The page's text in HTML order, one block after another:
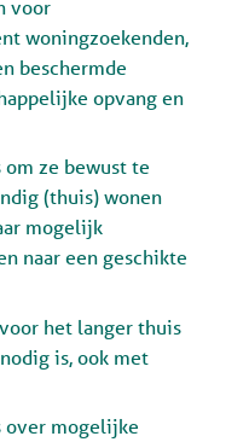
voor
woningzoekenden,
beschermde
opvang en
ze bewust te
(thuis) wonen
mogelijk
naar een geschikte
het langer thuis
is, ook met
over mogelijke